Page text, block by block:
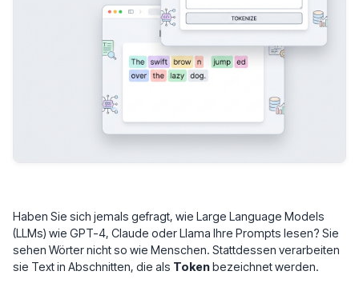
Haben Sie sich jemals gefragt, wie Large Language Models
(LLMs) wie GPT-4, Claude oder Llama Ihre Prompts lesen? Sie
sehen Wörter nicht so wie Menschen. Stattdessen verarbeiten
sie Text in Abschnitten, die als Tokenbezeichnet werden.